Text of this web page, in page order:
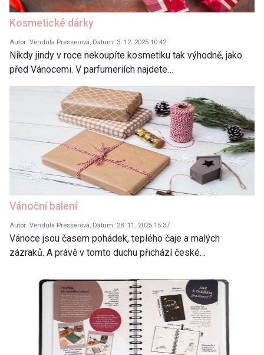
Kosmetické dárky
Autor: Vendula Presserová, Datum: 3. 12. 2025 10:42
Nikdy jindy v roce nekoupíte kosmetiku tak výhodně, jako
před Vánocemi. V parfumeriích najdete…
Vánoční balení
Autor: Vendula Presserová, Datum: 28. 11. 2025 15:37
Vánoce jsou časem pohádek, teplého čaje a malých
zázraků. A právě v tomto duchu přichází české…